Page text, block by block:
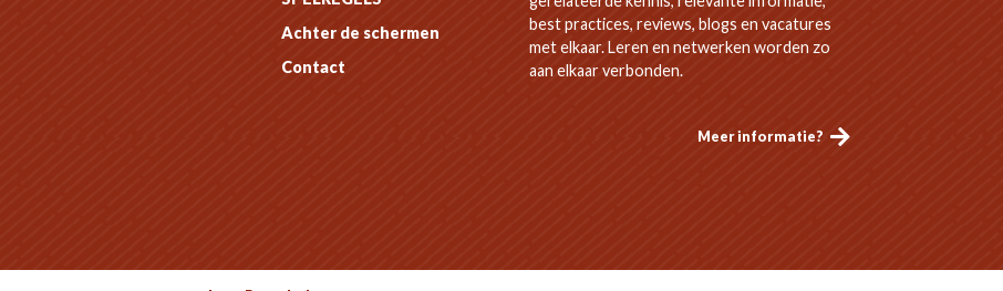
Achter de schermen
Contact
best practices, reviews, blogs en vacatures
met elkaar. Leren en netwerken worden zo
aan elkaar verbonden.
Meer informatie?